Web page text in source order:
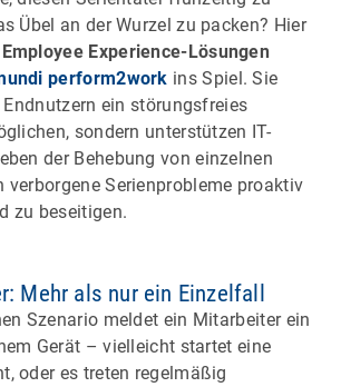
Übel an der Wurzel zu packen? Hier
Experience-Lösungen
perform2work ins Spiel. Sie
ein störungsfreies
sondern unterstützen IT-
der Behebung von einzelnen
verborgene Serienprobleme proaktiv
zu beseitigen.
Mehr als nur ein Einzelfall
Szenario meldet ein Mitarbeiter ein
Gerät – vielleicht startet eine
oder es treten regelmäßig